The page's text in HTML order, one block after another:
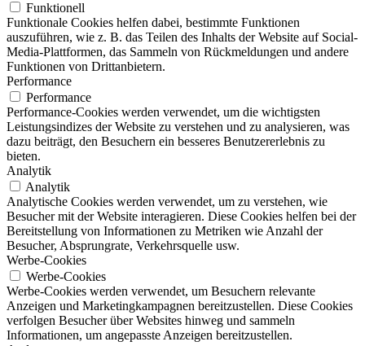
Funktionell
Funktionale Cookies helfen dabei, bestimmte Funktionen
auszuführen, wie z. B. das Teilen des Inhalts der Website auf Social-
Media-Plattformen, das Sammeln von Rückmeldungen und andere
Funktionen von Drittanbietern.
Performance
Performance
Performance-Cookies werden verwendet, um die wichtigsten
Leistungsindizes der Website zu verstehen und zu analysieren, was
dazu beiträgt, den Besuchern ein besseres Benutzererlebnis zu
bieten.
Analytik
Analytik
Analytische Cookies werden verwendet, um zu verstehen, wie
Besucher mit der Website interagieren. Diese Cookies helfen bei der
Bereitstellung von Informationen zu Metriken wie Anzahl der
Besucher, Absprungrate, Verkehrsquelle usw.
Werbe-Cookies
Werbe-Cookies
Werbe-Cookies werden verwendet, um Besuchern relevante
Anzeigen und Marketingkampagnen bereitzustellen. Diese Cookies
verfolgen Besucher über Websites hinweg und sammeln
Informationen, um angepasste Anzeigen bereitzustellen.